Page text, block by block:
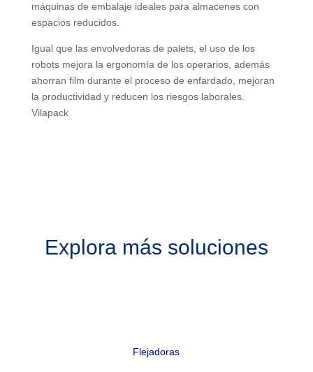
máquinas de embalaje ideales para almacenes con
espacios reducidos.
Igual que las envolvedoras de palets, el uso de los
robots mejora la ergonomía de los operarios, además
ahorran film durante el proceso de enfardado, mejoran
la productividad y reducen los riesgos laborales.
Vilapack
Explora más soluciones
Flejadoras